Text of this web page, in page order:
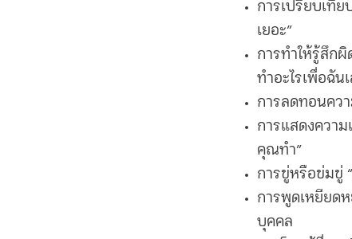
การเปรียบเทีย
เยอะ”
การทำให้รู้สึก
ทำอะไรเพื่อฉันเ
การลดทอนควา
การแสดงความ
คุณทำ”
การขู่หรือข่มขู่
การพูดเหยียด
บุคคล